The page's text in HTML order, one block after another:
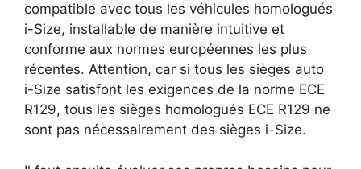
compatible avec tous les véhicules homologués
i-Size, installable de manière intuitive et
conforme aux normes européennes les plus
récentes. Attention, car si tous les sièges auto
i-Size satisfont les exigences de la norme ECE
R129, tous les sièges homologués ECE R129 ne
sont pas nécessairement des sièges i-Size.